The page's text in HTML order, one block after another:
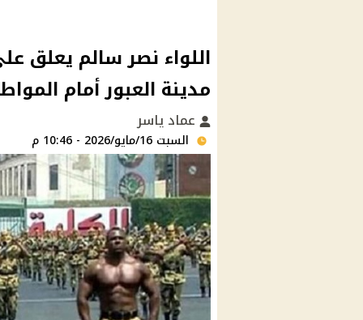
اللواء نصر سالم يعلق
مدينة العبور أمام
عماد ياسر
السبت 16/مايو/2026 - 10:46 م